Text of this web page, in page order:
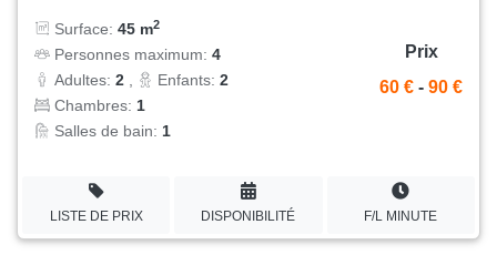
Surface: 45 m2
Personnes maximum: 4
Adultes: 2 , Enfants: 2
Chambres: 1
Salles de bain: 1
Prix
60 € - 90 €
LISTE DE PRIX DISPONIBILITÉ F/L MINUTE